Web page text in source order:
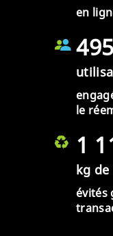
en
495
le
1
kg de
évités